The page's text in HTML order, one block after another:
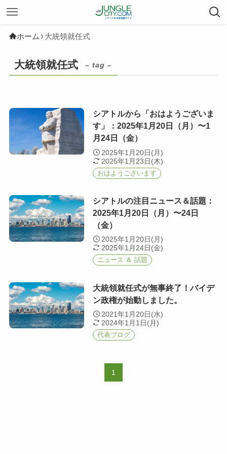
ホーム 大統領就任式
大統領就任式 – tag –
シアトルから「おはようございま
す」：2025年1月20日（月）〜1
月24日（金）
2025年1月20日(月)
2025年1月23日(木)
おはようございます
シアトルの注目ニュース＆話題：
2025年1月20日（月）〜24日
（金）
2025年1月20日(月)
2025年1月24日(金)
ニュース ＆ 話題
大統領就任式が無事終了！バイデ
ン政権が始動しました。
2021年1月20日(水)
2024年1月1日(月)
代表ブログ
1